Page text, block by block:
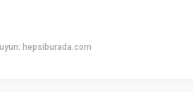
hepsiburada.com